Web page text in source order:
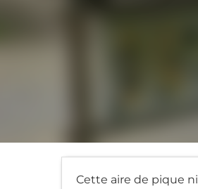
Cette aire de pique